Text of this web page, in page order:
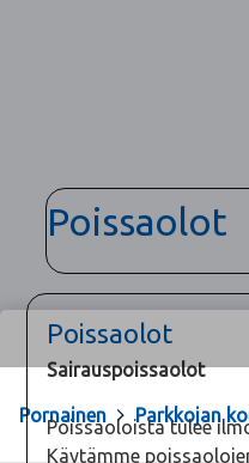
Pornainen Parkkojan
Poissaolot
Poissaolot
Sairauspoissaolot
Poissaoloista tulee
Käytämme